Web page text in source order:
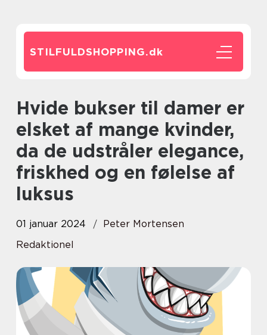
STILFULDSHOPPING.dk
Hvide bukser til damer er
elsket af mange kvinder,
da de udstråler elegance,
friskhed og en følelse af
luksus
01 januar 2024
Peter Mortensen
Redaktionel